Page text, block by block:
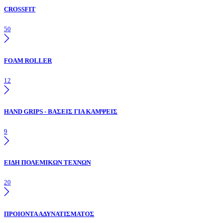
CROSSFIT
50
FOAM ROLLER
12
HAND GRIPS - ΒΑΣΕΙΣ ΓΙΑ ΚΑΜΨΕΙΣ
9
ΕΙΔΗ ΠΟΛΕΜΙΚΩΝ ΤΕΧΝΩΝ
20
ΠΡΟΙΟΝΤΑ ΑΔΥΝΑΤΙΣΜΑΤΟΣ